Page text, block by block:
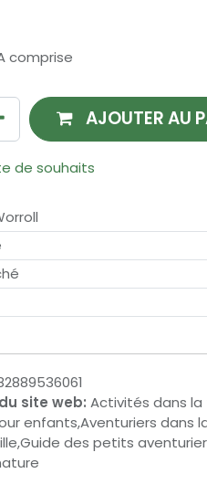
comprise
AJOUTER AU
de souhaits
site web: Activités dans
enfants,Aventuriers dans
des petits